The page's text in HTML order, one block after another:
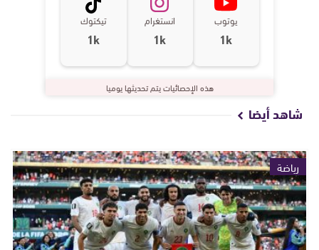
يوتوب
1k
انستغرام
1k
تيكتوك
1k
هذه الإحصائيات يتم تحديثها يوميا
شاهد أيضا
رياضة